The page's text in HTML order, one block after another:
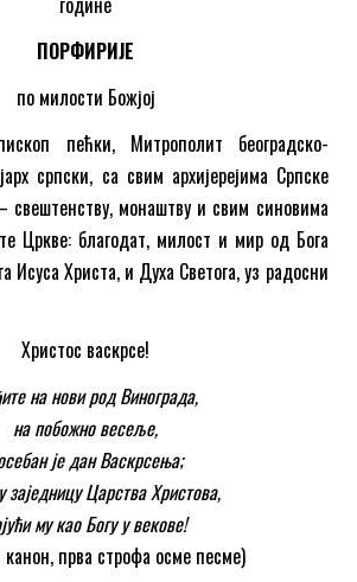
ПОРФИРИЈЕ
по милости Божјој
пећки, Митрополит београдско-
српски, са свим архијерејима Српске
свештенству, монаштву и свим синовима
Цркве: благодат, милост и мир од Бога
Исуса Христа, и Духа Светога, уз радосни
Христос васкрсе!
на нови род Винограда,
на побожно весеље,
је дан Васкрсења;
заједницу Царства Христова,
му као Богу у векове!
канон, прва строфа осме песме)